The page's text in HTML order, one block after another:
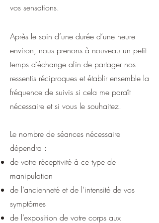
vos sensations.
Après le soin d’une durée d’une heure
environ, nous prenons à nouveau un petit
temps d’échange afin de partager nos
ressentis réciproques et établir ensemble la
fréquence de suivis si cela me paraît
nécessaire et si vous le souhaitez.
Le nombre de séances nécessaire
dépendra :
de votre réceptivité à ce type de
manipulation
de l’ancienneté et de l’intensité de vos
symptômes
de l’exposition de votre corps aux